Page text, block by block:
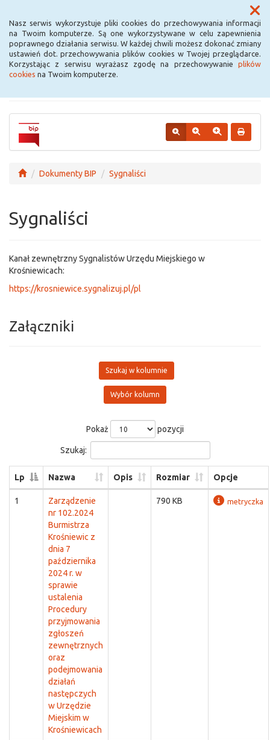
Nasz serwis wykorzystuje pliki cookies do przechowywania informacji
na Twoim komputerze. Są one wykorzystywane w celu zapewnienia
poprawnego działania serwisu. W każdej chwili możesz dokonać zmiany
ustawień dot. przechowywania plików cookies w Twojej przeglądarce.
Korzystając z serwisu wyrażasz zgodę na przechowywanie plików
cookies na Twoim komputerze.
Menu
Urząd Miejski w
Krośniewicach
Dokumenty BIP Sygnaliści
Sygnaliści
Kanał zewnętrzny Sygnalistów Urzędu Miejskiego w
Krośniewicach:
https://krosniewice.sygnalizuj.pl/pl
Załączniki
Szukaj w kolumnie
Wybór kolumn
Pokaż pozycji
Szukaj:
Lp Nazwa Opis Rozmiar Opcje
1
Zarządzenie
nr 102.2024
Burmistrza
Krośniewic z
dnia 7
października
2024 r. w
sprawie
ustalenia
Procedury
przyjmowania
zgłoszeń
zewnętrznych
oraz
podejmowania
działań
następczych
w Urzędzie
Miejskim w
Krośniewicach
790 KB metryczka